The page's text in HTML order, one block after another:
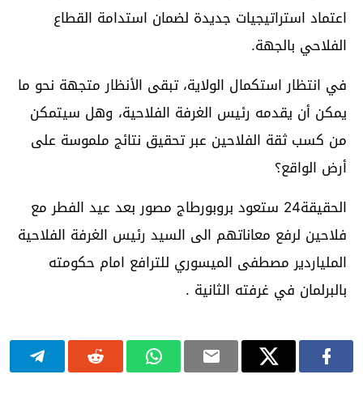
اعتماد استراتيجيات جديدة لضمان استدامة القطاع
الفلاحي بالجهة.
في انتظار استكمال الولاية، تبقى الأنظار متجهة نحو ما
يمكن أن يقدمه رئيس الغرفة الفلاحية، وهل سيتمكن
من كسب ثقة الفلاحين عبر تحقيق نتائج ملموسة على
أرض الواقع؟
الحقيقة24 ستعود بروبورطاج مصور بعد عيد الفطر مع
فلاحين لرفع معاناتهم الى السيد رئيس الغرفة الفلاحية
الملياردير مصطفى الميسوري للترافع امام حكومته
بالبرلمان في غرفته الثانية .